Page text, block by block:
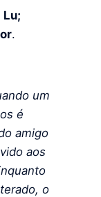
.
um
é
amigo
aos
o